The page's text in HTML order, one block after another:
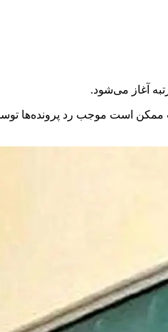
ممکن است موجب رد پرونده‌ها